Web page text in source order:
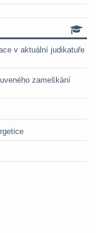
v aktuální judikatuře
zameškání